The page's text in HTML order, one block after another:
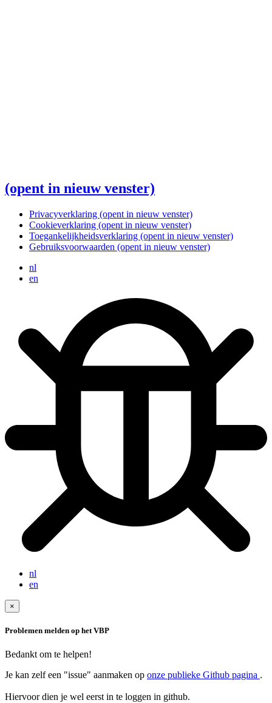
(opent in nieuw venster)
Privacyverklaring (opent in nieuw venster)
Cookieverklaring (opent in nieuw venster)
Toegankelijkheidsverklaring (opent in nieuw venster)
Gebruiksvoorwaarden (opent in nieuw venster)
nl
en
nl
en
×
Problemen melden op het VBP
Bedankt om te helpen!
Je kan zelf een "issue" aanmaken op onze publieke Github pagina .
Hiervoor dien je wel eerst in te loggen in github.